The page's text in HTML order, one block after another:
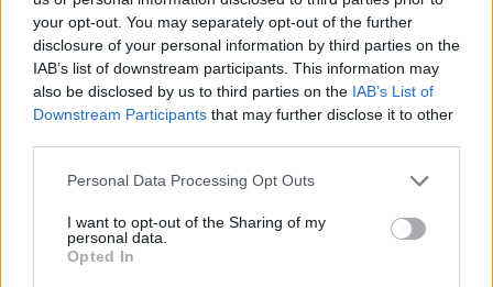
your opt-out. You may separately opt-out of the further
disclosure of your personal information by third parties on the
IAB’s list of downstream participants. This information may
also be disclosed by us to third parties on the IAB’s List of
Downstream Participants that may further disclose it to other
Personal Data Processing Opt Outs
I want to opt-out of the Sharing of my
personal data.
Opted In
fot. Riot Games